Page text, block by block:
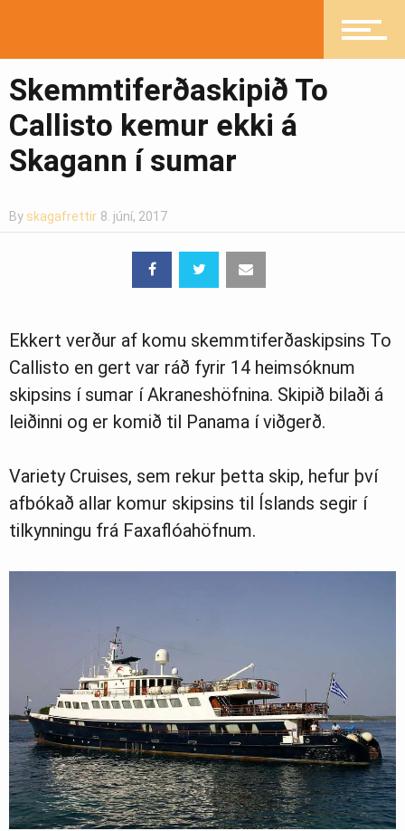
Íþróttir
Mannlíf
Greinasafn
Ljósmyndasafn
Skemmtiferðaskipið To
Callisto kemur ekki á
Skagann í sumar
By skagafrettir 8. júní, 2017
Ekkert verður af komu skemmtiferðaskipsins To
Callisto en gert var ráð fyrir 14 heimsóknum
skipsins í sumar í Akraneshöfnina. Skipið bilaði á
leiðinni og er komið til Panama í viðgerð.
Variety Cruises, sem rekur þetta skip, hefur því
afbókað allar komur skipsins til Íslands segir í
tilkynningu frá Faxaflóahöfnum.